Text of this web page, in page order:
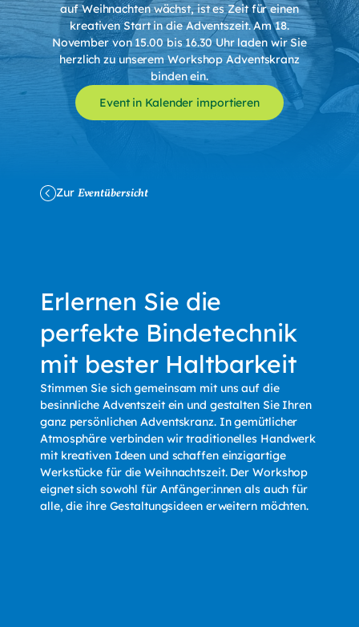
auf Weihnachten wächst, ist es Zeit für einen
kreativen Start in die Adventszeit. Am 18.
November von 15.00 bis 16.30 Uhr laden wir Sie
herzlich zu unserem Workshop Adventskranz
binden ein.
Event in Kalender importieren
Zur Eventübersicht
Erlernen Sie die
perfekte Bindetechnik
mit bester Haltbarkeit
Stimmen Sie sich gemeinsam mit uns auf die
besinnliche Adventszeit ein und gestalten Sie Ihren
ganz persönlichen Adventskranz. In gemütlicher
Atmosphäre verbinden wir traditionelles Handwerk
mit kreativen Ideen und schaffen einzigartige
Werkstücke für die Weihnachtszeit. Der Workshop
eignet sich sowohl für Anfänger:innen als auch für
alle, die ihre Gestaltungsideen erweitern möchten.